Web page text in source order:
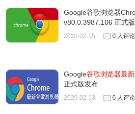
Google谷歌浏览器
v80.0.3987.106 正式
2020-02-15 0 人评论
Google谷歌浏览器最
正式版发布
2020-02-13 0 人评论